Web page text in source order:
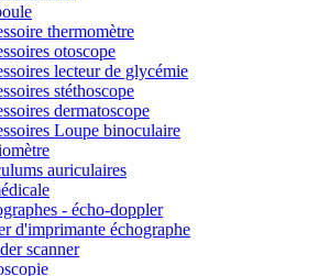
thermomètre
otoscope
lecteur de glycémie
stéthoscope
dermatoscope
Loupe binoculaire
auriculaires
- écho-doppler
d'imprimante échographe
scanner